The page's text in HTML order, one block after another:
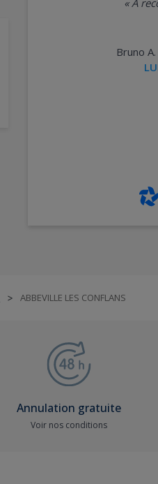
> ABBEVILLE LES CONFLANS
«A
Bruno
Annulation gratuite
Voir nos conditions